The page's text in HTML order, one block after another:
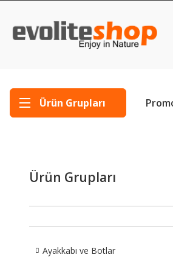
Ürün Grupları
Ürün Grupları
Ayakkabı ve Botlar